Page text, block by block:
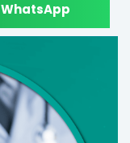
WhatsApp